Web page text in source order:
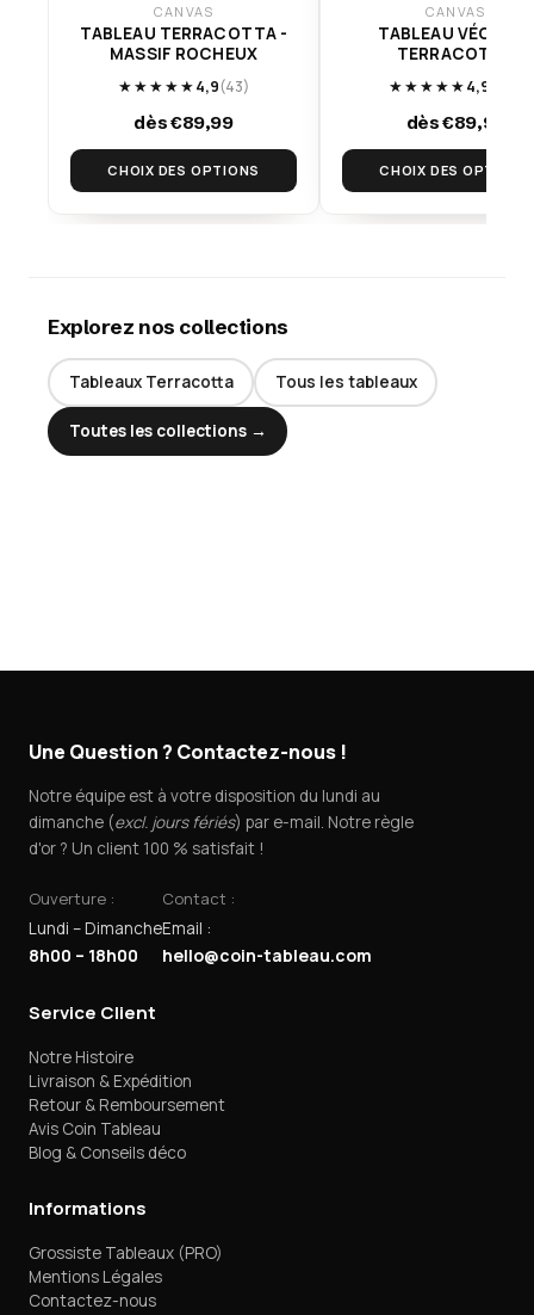
CANVAS
TABLEAU TERRACOTTA -
MASSIF ROCHEUX
★★★★★4,9(43)
dès €89,99
CHOIX DES OPTIONS
CANVAS
TABLEAU VÉGÉTAL
TERRACOTTA
★★★★★4,9
dès €89,99
CHOIX DES OPTIONS
Explorez nos collections
Tableaux Terracotta Tous les tableaux
Toutes les collections →
Une Question ? Contactez-nous !
Notre équipe est à votre disposition du lundi au
dimanche (excl. jours fériés) par e-mail. Notre règle
d'or ? Un client 100 % satisfait !
Ouverture :
Lundi – Dimanche
8h00 – 18h00
Contact :
Email :
hello@coin-tableau.com
Service Client
Notre Histoire
Livraison & Expédition
Retour & Remboursement
Avis Coin Tableau
Blog & Conseils déco
Informations
Grossiste Tableaux (PRO)
Mentions Légales
Contactez-nous